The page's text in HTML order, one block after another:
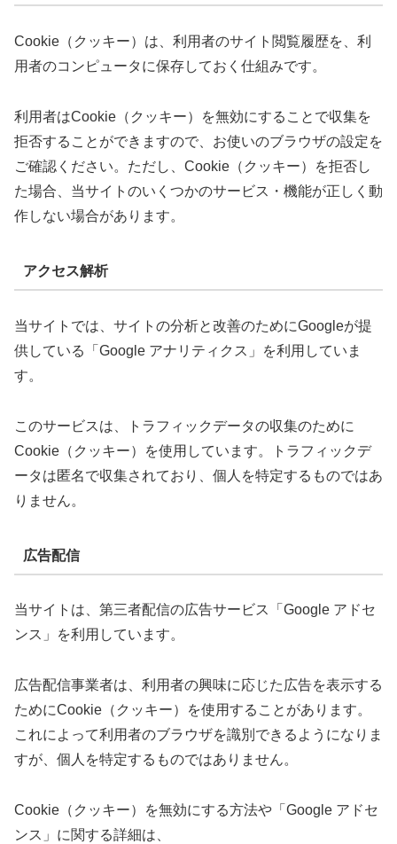
Cookie（クッキー）は、利用者のサイト閲覧履歴を、利
用者のコンピュータに保存しておく仕組みです。
利用者はCookie（クッキー）を無効にすることで収集を
拒否することができますので、お使いのブラウザの設定を
ご確認ください。ただし、Cookie（クッキー）を拒否し
た場合、当サイトのいくつかのサービス・機能が正しく動
作しない場合があります。
アクセス解析
当サイトでは、サイトの分析と改善のためにGoogleが提
供している「Google アナリティクス」を利用していま
す。
このサービスは、トラフィックデータの収集のために
Cookie（クッキー）を使用しています。トラフィックデ
ータは匿名で収集されており、個人を特定するものではあ
りません。
広告配信
当サイトは、第三者配信の広告サービス「Google アドセ
ンス」を利用しています。
広告配信事業者は、利用者の興味に応じた広告を表示する
ためにCookie（クッキー）を使用することがあります。
これによって利用者のブラウザを識別できるようになりま
すが、個人を特定するものではありません。
Cookie（クッキー）を無効にする方法や「Google アドセ
ンス」に関する詳細は、